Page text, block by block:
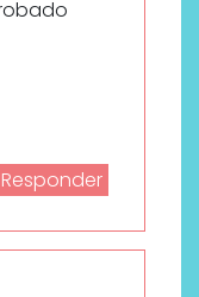
Responder